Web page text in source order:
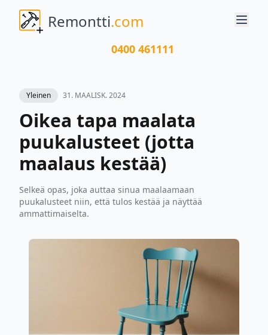
Remontti.com
0400 461111
Yleinen 31. MAALISK. 2024
Oikea tapa maalata
puukalusteet (jotta
maalaus kestää)
Selkeä opas, joka auttaa sinua maalaamaan
puukalusteet niin, että tulos kestää ja näyttää
ammattimaiselta.